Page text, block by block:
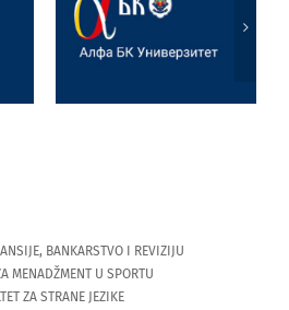
Joksimović
Univerzitetu u
BANKARSTVO I REVIZIJU
MENADŽMENT U SPORTU
ZA STRANE JEZIKE